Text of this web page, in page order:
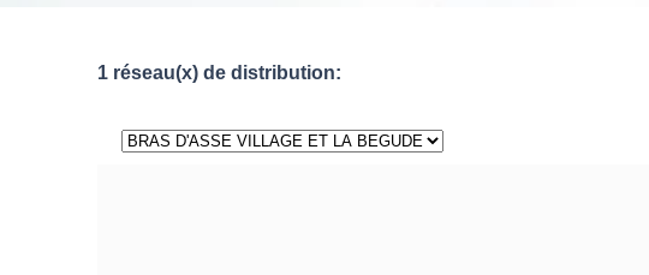
1 réseau(x) de distribution: